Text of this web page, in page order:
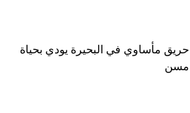
حريق مأساوي في البحيرة يودي بحياة
مسن